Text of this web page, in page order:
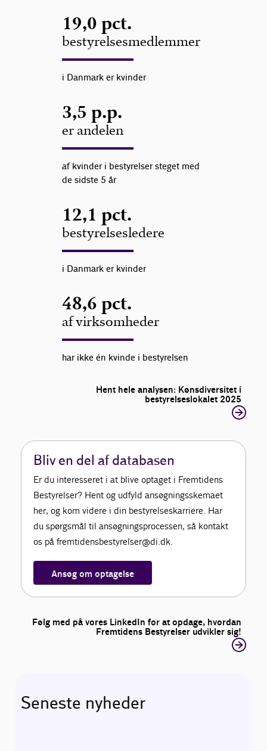
19,0 pct.
bestyrelsesmedlemmer
i Danmark er kvinder
3,5 p.p.
er andelen
af kvinder i bestyrelser steget med
de sidste 5 år
12,1 pct.
bestyrelsesledere
i Danmark er kvinder
48,6 pct.
af virksomheder
har ikke én kvinde i bestyrelsen
Hent hele analysen: Kønsdiversitet i
bestyrelseslokalet 2025
Bliv en del af databasen
Er du interesseret i at blive optaget i Fremtidens
Bestyrelser? Hent og udfyld ansøgningsskemaet
her, og kom videre i din bestyrelseskarriere. Har
du spørgsmål til ansøgningsprocessen, så kontakt
os på fremtidensbestyrelser@di.dk.
Ansøg om optagelse
Følg med på vores LinkedIn for at opdage, hvordan
Fremtidens Bestyrelser udvikler sig!
Seneste nyheder